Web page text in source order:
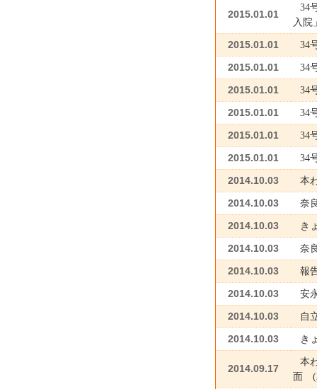
2015.01.01
34
入院
2015.01.01 34
2015.01.01 34
2015.01.01 34
2015.01.01 34
2015.01.01 34
2015.01.01 34
2014.10.03 本
2014.10.03 奈
2014.10.03 き
2014.10.03 奈
2014.10.03 報
2014.10.03 安
2014.10.03 自
2014.10.03 き
2014.09.17
本
面